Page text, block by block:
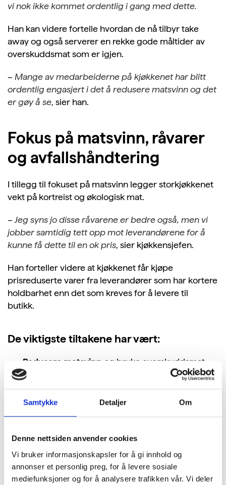
Samtykke Detaljer Om
Denne nettsiden anvender cookies
Vi bruker informasjonskapsler for å gi innhold og
annonser et personlig preg, for å levere sosiale
mediefunksjoner og for å analysere trafikken vår. Vi deler
vi nok ikke kommet ordentlig i gang med dette.
Han kan videre fortelle hvordan de nå tilbyr take
away og også serverer en rekke gode måltider av
overskuddsmat som er igjen.
– Mange av medarbeiderne på kjøkkenet har blitt
ordentlig engasjert i det å redusere matsvinn og det
er gøy å se, sier han.
Fokus på matsvinn, råvarer
og avfallshåndtering
I tillegg til fokuset på matsvinn legger storkjøkkenet
vekt på kortreist og økologisk mat.
–Jeg syns jo disse råvarene er bedre også, men vi
jobber samtidig tett opp mot leverandørene for å
kunne få dette til en ok pris, sier kjøkkensjefen.
Han forteller videre at kjøkkenet får kjøpe
prisreduserte varer fra leverandører som har kortere
holdbarhet enn det som kreves for å levere til
butikk.
De viktigste tiltakene har vært:
Redusere matsvinn og bruke overskuddsmat
Fokusere på
økologiske og kortreiste råvarer
Bedre avfallshåndtering, spesielt fra
boenhetene
Bevisstgjøringen har vært
avgjørende